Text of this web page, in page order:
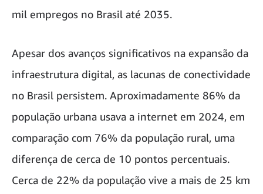
mil empregos no Brasil até 2035.
Apesar dos avanços significativos na expansão da
infraestrutura digital, as lacunas de conectividade
no Brasil persistem. Aproximadamente 86% da
população urbana usava a internet em 2024, em
comparação com 76% da população rural, uma
diferença de cerca de 10 pontos percentuais.
Cerca de 22% da população vive a mais de 25 km